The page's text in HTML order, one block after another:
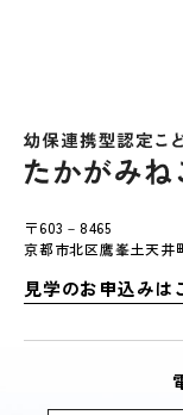
〒603－8465
京都市北区鷹峯土天井
見学のお申込みは